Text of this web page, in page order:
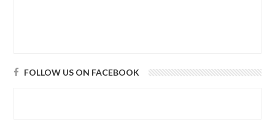
FOLLOW US ON FACEBOOK